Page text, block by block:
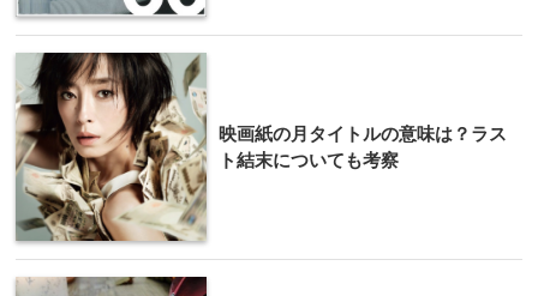
映画紙の月タイトルの意味は？ラス
ト結末についても考察